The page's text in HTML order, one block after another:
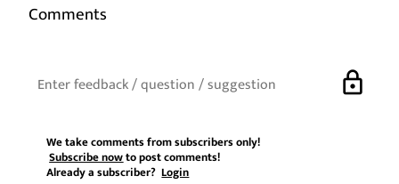
Comments
lock
We take comments from subscribers only!
Subscribe nowto post comments!
Already a subscriber?Login